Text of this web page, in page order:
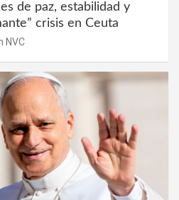
de paz, estabilidad y
crisis en Ceuta
NVC